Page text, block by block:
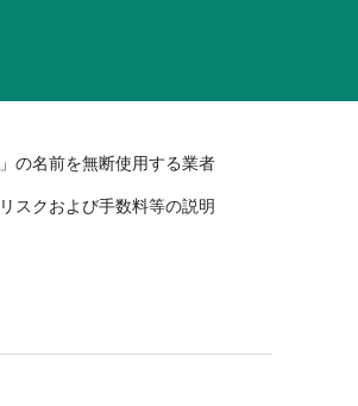
」の名前を無断使用する業者
スクおよび手数料等の説明